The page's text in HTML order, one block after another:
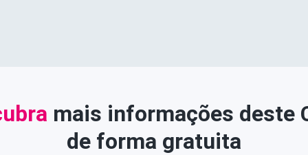
mais informações deste
de forma gratuita